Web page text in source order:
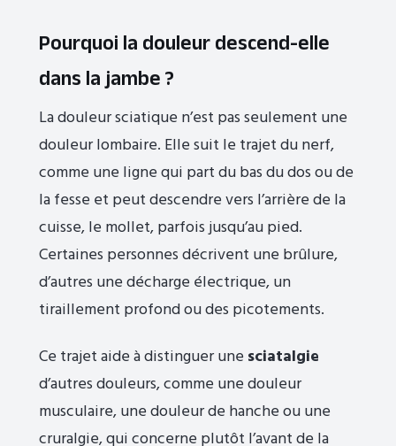
Pourquoi la douleur descend-elle
dans la jambe ?
La douleur sciatique n’est pas seulement une
douleur lombaire. Elle suit le trajet du nerf,
comme une ligne qui part du bas du dos ou de
la fesse et peut descendre vers l’arrière de la
cuisse, le mollet, parfois jusqu’au pied.
Certaines personnes décrivent une brûlure,
d’autres une décharge électrique, un
tiraillement profond ou des picotements.
Ce trajet aide à distinguer une sciatalgie
d’autres douleurs, comme une douleur
musculaire, une douleur de hanche ou une
cruralgie, qui concerne plutôt l’avant de la